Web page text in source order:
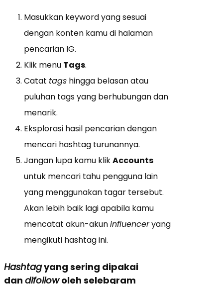
Masukkan keyword yang sesuai
dengan konten kamu di halaman
pencarian IG.
Klik menu Tags.
Catat tags hingga belasan atau
puluhan tags yang berhubungan dan
menarik.
Eksplorasi hasil pencarian dengan
mencari hashtag turunannya.
Jangan lupa kamu klikAccounts
untuk mencari tahu pengguna lain
yang menggunakan tagar tersebut.
Akan lebih baik lagi apabila kamu
mencatat akun-akuninfluenceryang
mengikuti hashtag ini.
Hashtagyang sering dipakai
dan difollowoleh selebgram